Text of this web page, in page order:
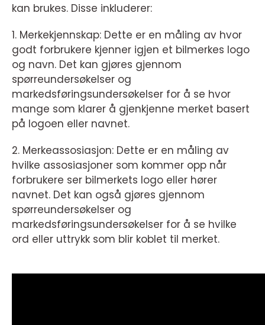
kan brukes. Disse inkluderer:
1. Merkekjennskap: Dette er en måling av hvor
godt forbrukere kjenner igjen et bilmerkes logo
og navn. Det kan gjøres gjennom
spørreundersøkelser og
markedsføringsundersøkelser for å se hvor
mange som klarer å gjenkjenne merket basert
på logoen eller navnet.
2. Merkeassosiasjon: Dette er en måling av
hvilke assosiasjoner som kommer opp når
forbrukere ser bilmerkets logo eller hører
navnet. Det kan også gjøres gjennom
spørreundersøkelser og
markedsføringsundersøkelser for å se hvilke
ord eller uttrykk som blir koblet til merket.